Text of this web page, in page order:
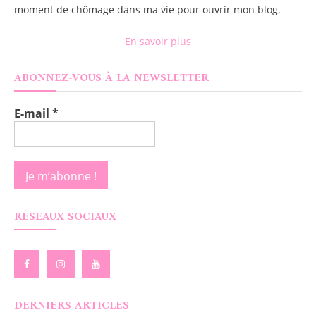
moment de chômage dans ma vie pour ouvrir mon blog.
En savoir plus
ABONNEZ-VOUS À LA NEWSLETTER
E-mail *
RÉSEAUX SOCIAUX
DERNIERS ARTICLES